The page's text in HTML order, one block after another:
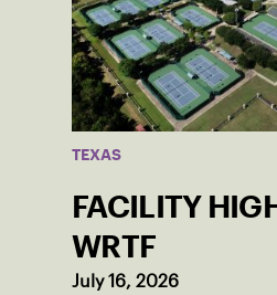
TEXAS
FACILITY
WRTF
July 16, 2026